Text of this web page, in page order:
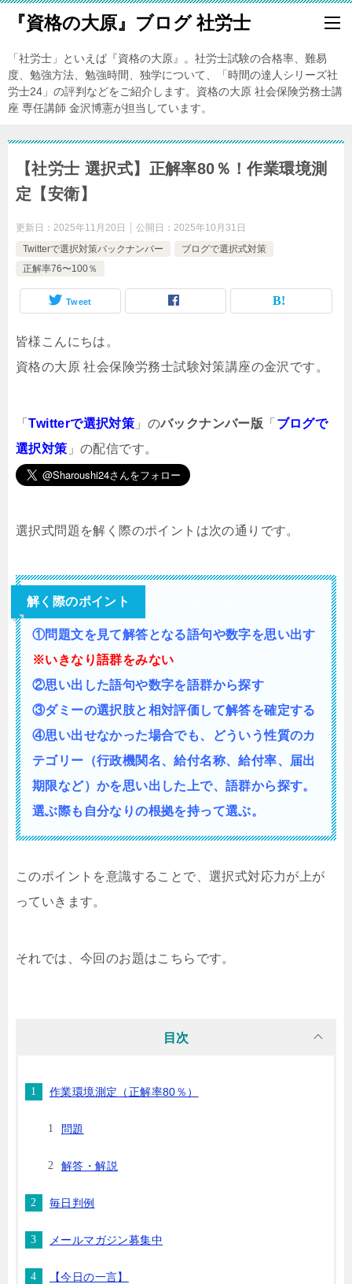
『資格の大原』ブログ 社労士
「社労士」といえば『資格の大原』。社労士試験の合格率、難易
度、勉強方法、勉強時間、独学について、「時間の達人シリーズ社
労士24」の評判などをご紹介します。資格の大原 社会保険労務士講
座 専任講師 金沢博憲が担当しています。
【社労士 選択式】正解率80％！作業環境測
定【安衛】
更新日： 2025年11月20日 公開日： 2025年10月31日
Twitterで選択対策バックナンバー
ブログで選択式対策
正解率76〜100％
Tweet
皆様こんにちは。
資格の大原 社会保険労務士試験対策講座の金沢です。
「Twitterで選択対策 」のバックナンバー版 「 ブログで
選択対策 」の配信です。
選択式問題を解く際のポイントは次の通りです。
解く際のポイント
①問題文を見て解答となる語句や数字を思い出す
※いきなり語群をみない
②思い出した語句や数字を語群から探す
③ダミーの選択肢と相対評価して解答を確定する
④思い出せなかった場合でも、どういう性質のカ
テゴリー（行政機関名、給付名称、給付率、届出
期限など）かを思い出した上で、語群から探す。
選ぶ際も自分なりの根拠を持って選ぶ。
このポイントを意識することで、選択式対応力が上が
っていきます。
それでは、今回のお題はこちらです。
目次
作業環境測定（正解率80％）
問題
解答・解説
毎日判例
メールマガジン募集中
【今日の一言】